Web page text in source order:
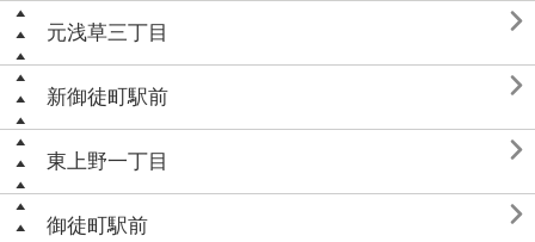
元浅草三丁目 
新御徒町駅前 
東上野一丁目 
御徒町駅前 